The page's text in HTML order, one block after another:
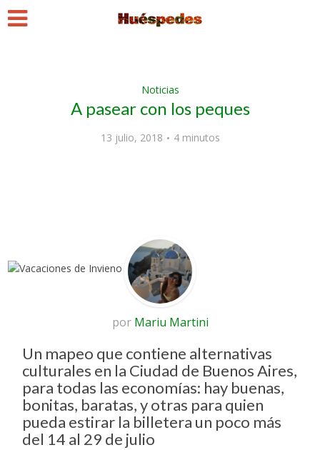
Noticias
A pasear con los peques
13 julio, 2018 4 minutos
por Mariu Martini
Un mapeo que contiene alternativas
culturales en la Ciudad de Buenos Aires,
para todas las economías: hay buenas,
bonitas, baratas, y otras para quien
pueda estirar la billetera un poco más
del 14 al 29 de julio